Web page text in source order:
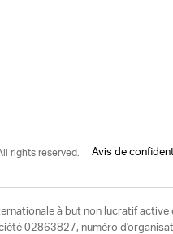
rights reserved. Avis de
à but non lucratif
02863827, numéro